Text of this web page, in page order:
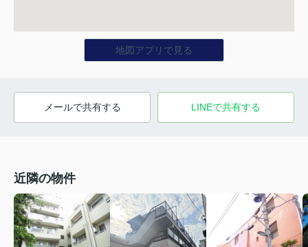
地図アプリで見る
メールで共有する LINEで共有する
近隣の物件